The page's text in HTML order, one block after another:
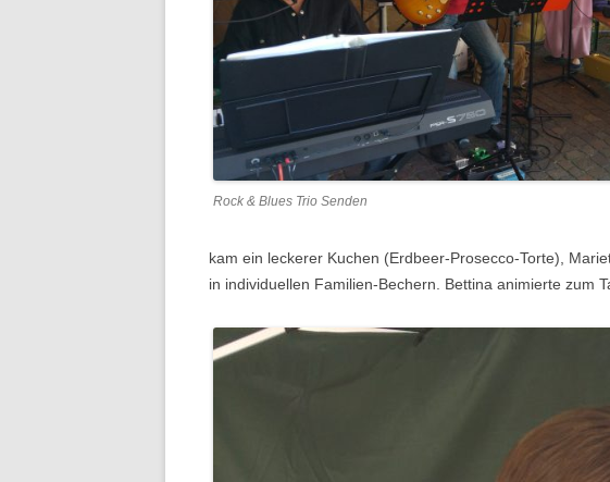
Rock & Blues Trio Senden
kam ein leckerer Kuchen (Erdbeer-Prosecco-Torte),
in individuellen Familien-Bechern. Bettina animierte zum